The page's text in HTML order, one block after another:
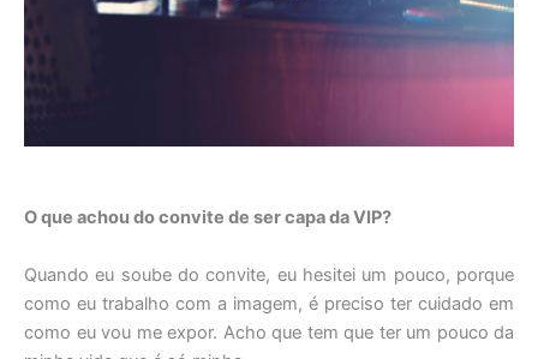
O que achou do convite de ser capa da VIP?
Quando eu soube do convite, eu hesitei um pouco, porque
como eu trabalho com a imagem, é preciso ter cuidado em
como eu vou me expor. Acho que tem que ter um pouco da